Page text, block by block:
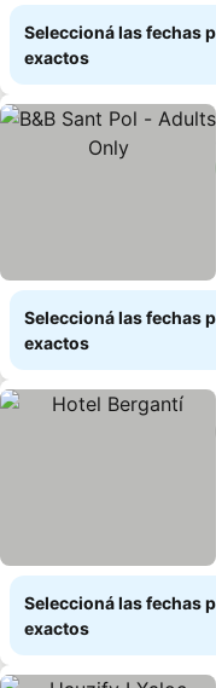
Seleccioná las fechas
exactos
Seleccioná las fechas
exactos
Seleccioná las fechas
exactos